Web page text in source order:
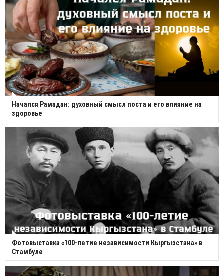
Начался Рамадан: духовный смысл поста и его влияние на
здоровье
Фотовыставка «100-летие независимости Кыргызстана» в
Стамбуле